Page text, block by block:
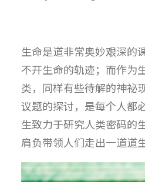
生命是道非常奥妙艰深的
不开生命的轨迹；而作为
类，同样有些待解的神祕
议题的探讨，是每个人都
生致力于研究人类密码的
肩负带领人们走出一道道